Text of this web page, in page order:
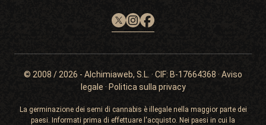
Email: info@philosopherseeds.com
Orari di contatto: 9:00-14:00
© 2008 / 2026 - Alchimiaweb, S.L. · CIF: B-17664368 · Aviso
legale · Politica sulla privacy
La germinazione dei semi di cannabis è illegale nella maggior parte dei
paesi. Informati prima di effettuare l'acquisto. Nei paesi in cui la